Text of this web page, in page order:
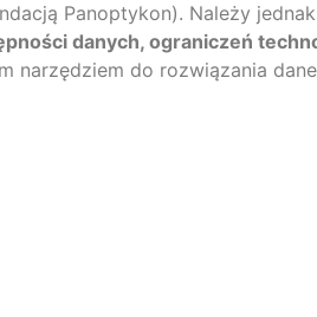
Panoptykon). Należy
danych, ograniczeń
narzędziem do rozwiązania